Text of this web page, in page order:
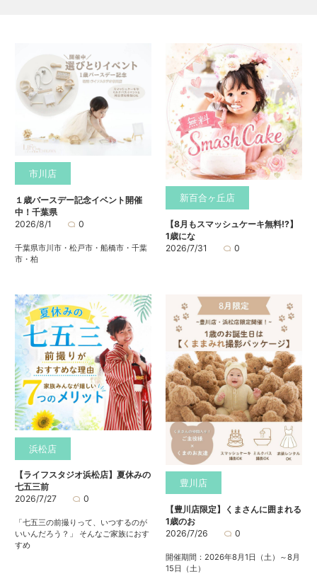
市川店
１歳バースデー記念イベント開催
中！千葉県
2026/8/1
0
千葉県市川市・松戸市・船橋市・千葉
市・柏
新百合ヶ丘店
【8月もスマッシュケーキ無料⁉】
1歳にな
2026/7/31
0
浜松店
【ライフスタジオ浜松店】夏休みの
七五三前
2026/7/27
0
「七五三の前撮りって、いつするのが
いいんだろう？」 そんなご家族におす
すめ
豊川店
【豊川店限定】くまさんに囲まれる
1歳のお
2026/7/26
0
開催期間：2026年8月1日（土）～8月
15日（土）